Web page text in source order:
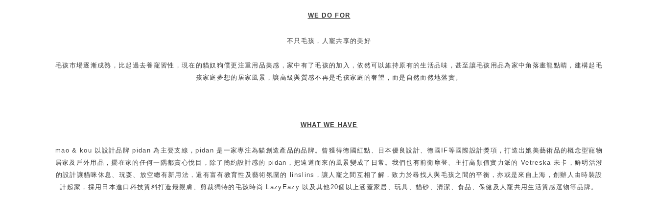
WE DO FOR
不只毛孩，人寵共享的美好
毛孩市場逐漸成熟，比起過去養寵習性，現在的貓奴狗僕更注重用品美感，家中有了毛孩的加入，依然可以維持原有的生活品味，甚至讓毛孩用品為家中角落畫龍點睛，建構起毛
孩家庭夢想的居家風景，讓高級與質感不再是毛孩家庭的奢望，而是自然而然地落實。
WHAT WE HAVE
mao & kou 以設計品牌 pidan 為主要支線，pidan 是一家專注為貓創造產品的品牌。曾獲得德國紅點、日本優良設計、德國IF等國際設計獎項，打造出媲美藝術品的概念型寵物
居家及戶外用品，擺在家的任何一隅都賞心悅目，除了簡約設計感的 pidan，把遠道而來的風景變成了日常。我們也有前衛摩登、主打高顏值實力派的 Vetreska 未卡，鮮明活潑
的設計讓貓咪休息、玩耍、放空總有新用法，還有富有教育性及藝術氛圍的 linslins，讓人寵之間互相了解，致力於尋找人與毛孩之間的平衡，亦或是來自上海，創辦人由時裝設
計起家，採用日本進口科技質料打造最親膚、剪裁獨特的毛孩時尚 LazyEazy 以及其他20個以上涵蓋家居、玩具、貓砂、清潔、食品、保健及人寵共用生活質感選物等品牌。